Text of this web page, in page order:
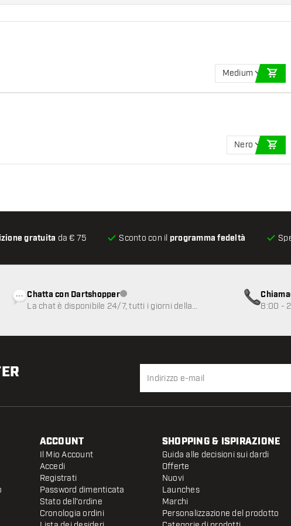
Medium
Nero
gratuita da € 75 Sconto con il programma fedeltà
Chatta con DartshopperServizio clienti non disponibile
La chat è disponibile 24/7, tutti i giorni della
8:00 -
ACCOUNT
Il Mio Account
Accedi
Registrati
Password dimenticata
Stato dell'ordine
Cronologia ordini
SHOPPING & ISPIRAZIONE
Guida alle decisioni sui dardi
Offerte
Nuovi
Launches
Marchi
Personalizzazione del prodotto